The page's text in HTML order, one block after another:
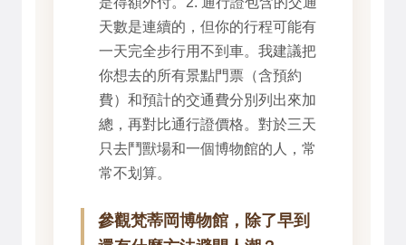
天數是連續的，但你的行程可能有
一天完全步行用不到車。我建議把
你想去的所有景點門票（含預約
費）和預計的交通費分別列出來加
總，再對比通行證價格。對於三天
只去鬥獸場和一個博物館的人，常
常不划算。
參觀梵蒂岡博物館，除了早到